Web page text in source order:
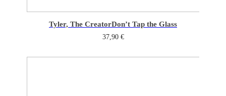
Tyler, The CreatorDon’t Tap the Glass
37,90 €